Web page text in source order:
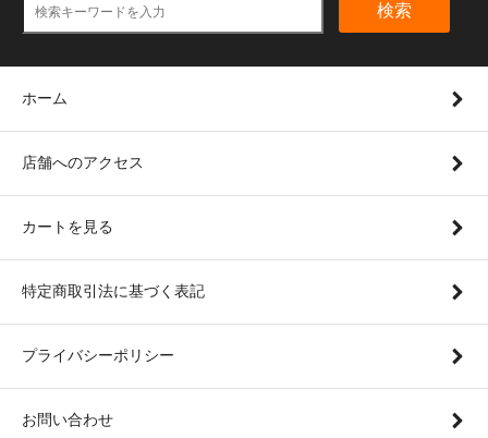
検索
ホーム
店舗へのアクセス
カートを見る
特定商取引法に基づく表記
プライバシーポリシー
お問い合わせ